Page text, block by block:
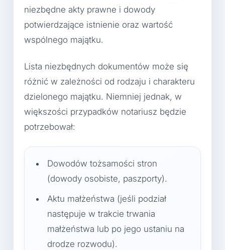
niezbędne akty prawne i dowody
potwierdzające istnienie oraz wartość
wspólnego majątku.
Lista niezbędnych dokumentów może się
różnić w zależności od rodzaju i charakteru
dzielonego majątku. Niemniej jednak, w
większości przypadków notariusz będzie
potrzebował:
Dowodów tożsamości stron
(dowody osobiste, paszporty).
Aktu małżeństwa (jeśli podział
następuje w trakcie trwania
małżeństwa lub po jego ustaniu na
drodze rozwodu).